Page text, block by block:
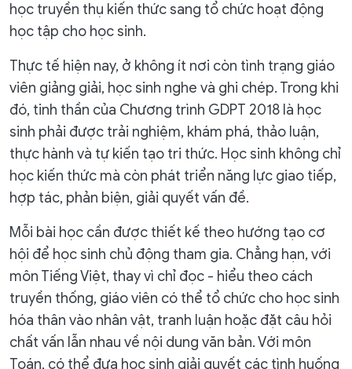
học truyền thụ kiến thức sang tổ chức hoạt động
học tập cho học sinh.
Thực tế hiện nay, ở không ít nơi còn tình trạng giáo
viên giảng giải, học sinh nghe và ghi chép. Trong khi
đó, tinh thần của Chương trình GDPT 2018 là học
sinh phải được trải nghiệm, khám phá, thảo luận,
thực hành và tự kiến tạo tri thức. Học sinh không chỉ
học kiến thức mà còn phát triển năng lực giao tiếp,
hợp tác, phản biện, giải quyết vấn đề.
Mỗi bài học cần được thiết kế theo hướng tạo cơ
hội để học sinh chủ động tham gia. Chẳng hạn, với
môn Tiếng Việt, thay vì chỉ đọc - hiểu theo cách
truyền thống, giáo viên có thể tổ chức cho học sinh
hóa thân vào nhân vật, tranh luận hoặc đặt câu hỏi
chất vấn lẫn nhau về nội dung văn bản. Với môn
Toán, có thể đưa học sinh giải quyết các tình huống